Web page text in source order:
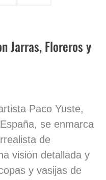
Jarras, Floreros y
Paco Yuste,
se enmarca
de
visión detallada y
y vasijas de